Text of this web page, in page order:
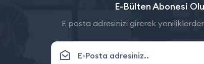
E-Bülten Abonesi
E posta adresinizi girerek